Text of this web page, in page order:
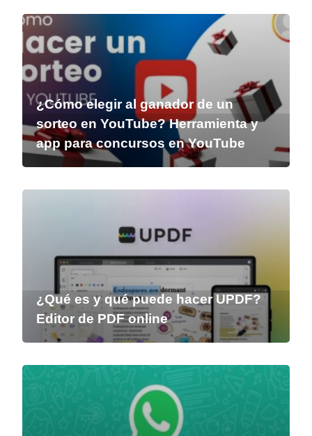
¿Cómo elegir al ganador de un
sorteo en YouTube? Herramienta y
app para concursos en YouTube
¿Qué es y qué puede hacer UPDF?
Editor de PDF online